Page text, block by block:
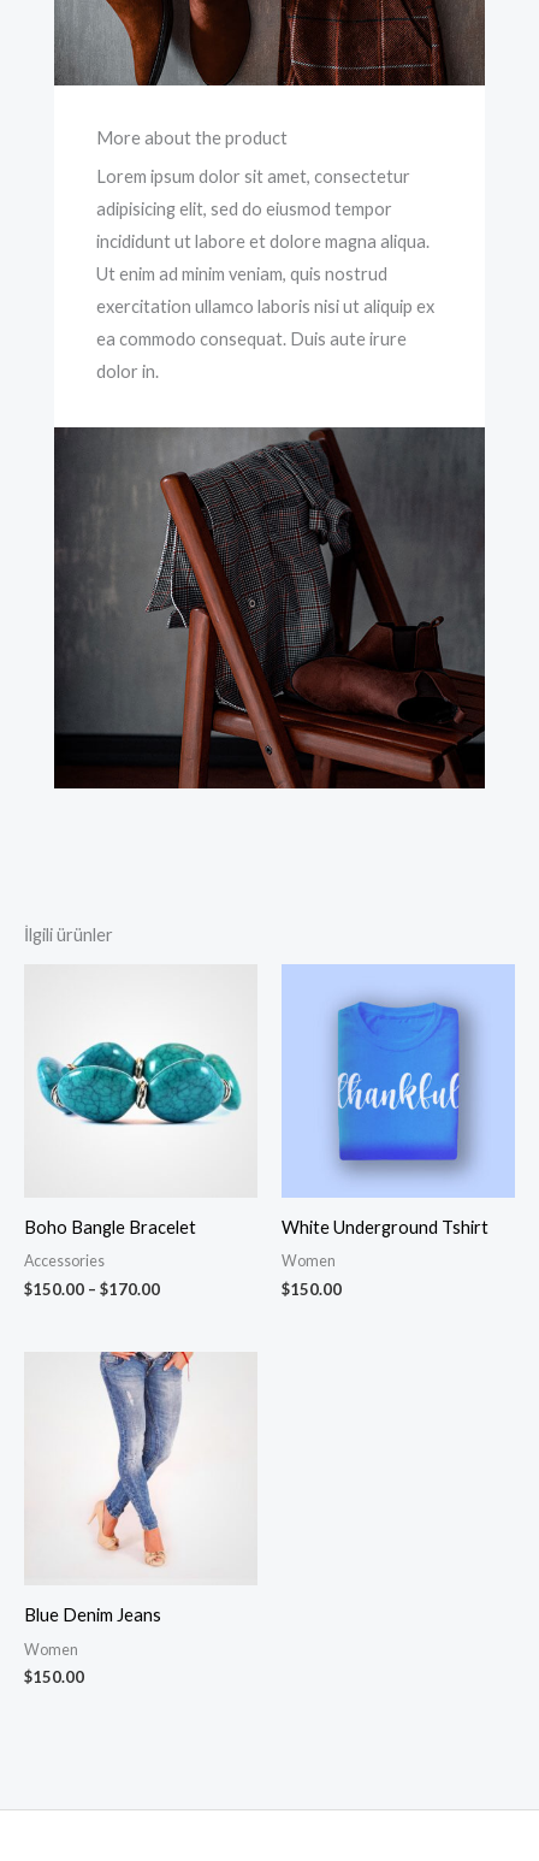
More about the product
Lorem ipsum dolor sit amet, consectetur
adipisicing elit, sed do eiusmod tempor
incididunt ut labore et dolore magna aliqua.
Ut enim ad minim veniam, quis nostrud
exercitation ullamco laboris nisi ut aliquip ex
ea commodo consequat. Duis aute irure
dolor in.
İlgili ürünler
Boho Bangle Bracelet
Accessories
$150.00 – $170.00
$170.00
White Underground Tshirt
Women
$150.00
Blue Denim Jeans
Women
$150.00